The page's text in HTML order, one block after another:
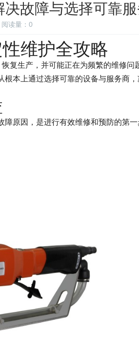
故障与选择可靠
阅读量： 0
维护全攻略
复生产，并可能正在为频繁的维修问
根本上通过选择可靠的设备与服务商
障原因，是进行有效维修和预防的第